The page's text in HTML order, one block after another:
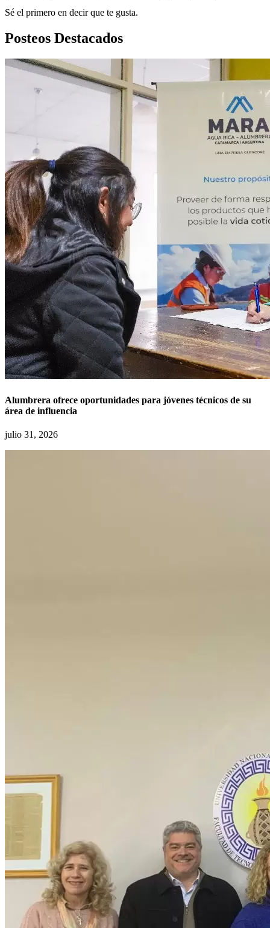
Sé el primero en decir que te gusta.
Posteos Destacados
Alumbrera ofrece oportunidades para jóvenes técnicos de su
área de influencia
julio 31, 2026